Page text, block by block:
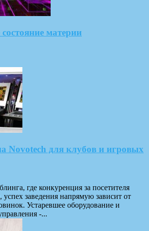
материи
Novotech для клубов и игровых
где конкуренция за посетителя
успех заведения напрямую зависит от
Устаревшее оборудование и
-...